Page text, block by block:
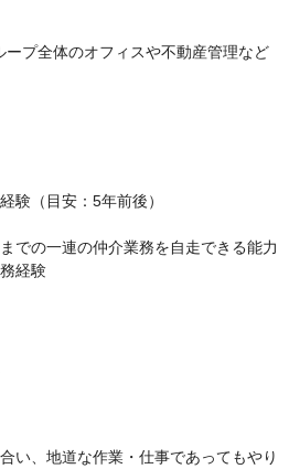
ープ全体のオフィスや不動産管理など
験（目安：5年前後）
での一連の仲介業務を自走できる能力
経験
い、地道な作業・仕事であってもやり